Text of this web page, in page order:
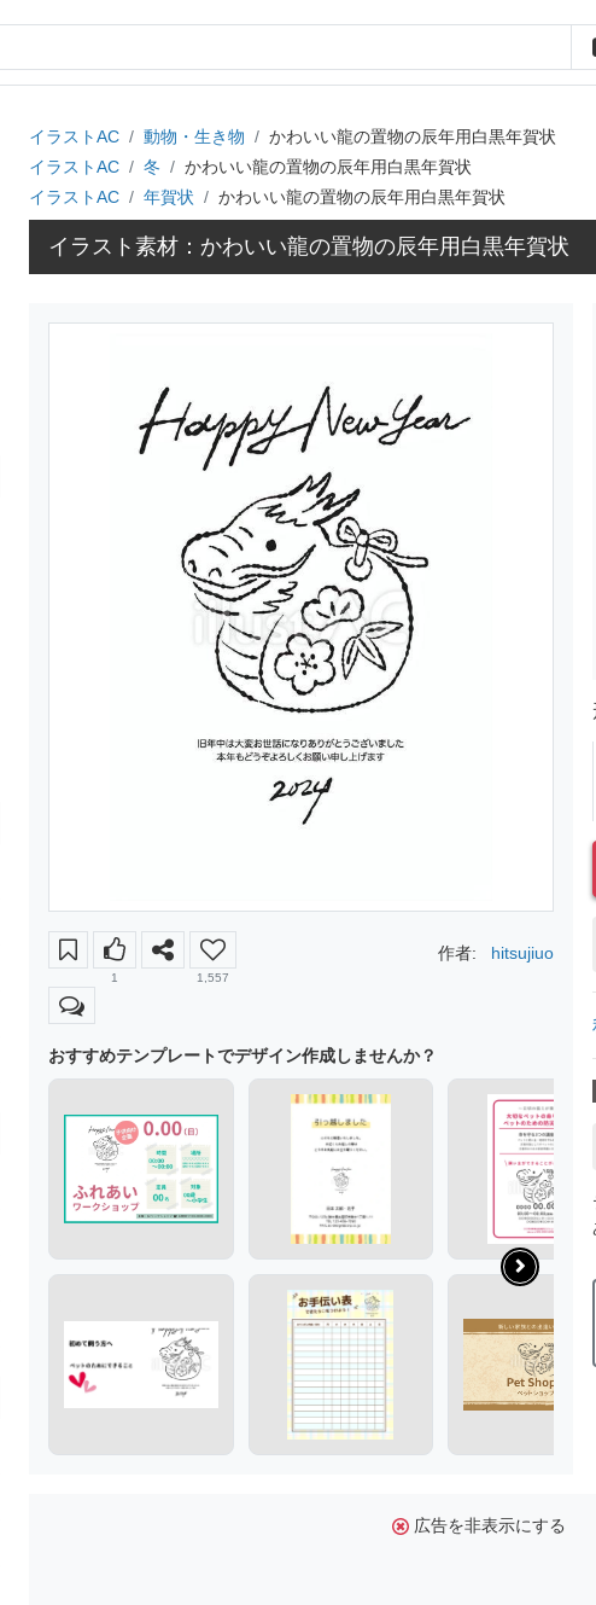
イラストAC 動物・生き物
かわいい龍の置物の辰年用白黒年賀状
イラストAC
冬
かわいい龍の置物の辰年用白黒年賀状
イラストAC
年賀状 かわいい龍の置物の辰年用白黒年賀状
イラスト素材：かわいい龍の置物の辰年用白黒年賀状
1 1,557
作者: hitsujiuo
おすすめテンプレートでデザイン作成しませんか？
広告を非表示にする